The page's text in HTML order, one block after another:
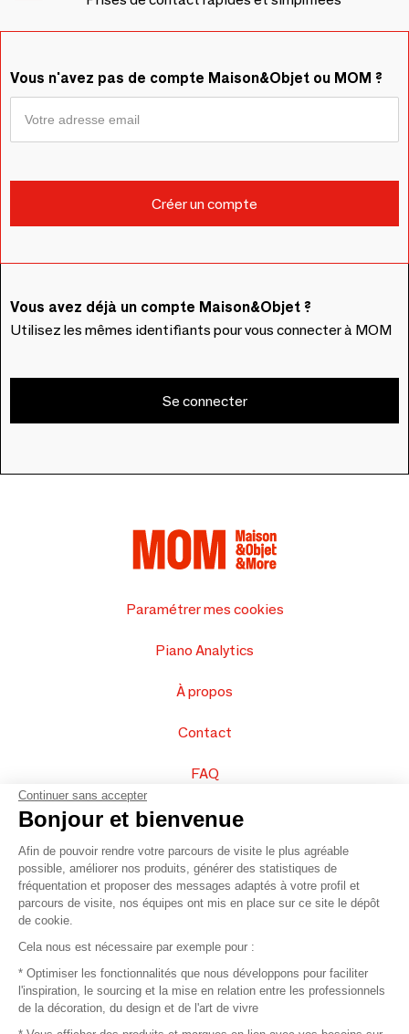
Vous n'avez pas de compte Maison&Objet ou MOM ?
Vous avez déjà un compte Maison&Objet ?
Utilisez les mêmes identifiants pour vous connecter à MOM
Se connecter
Paramétrer mes cookies
Piano Analytics
À propos
Contact
FAQ
Vendez vos produits
Plan du site
© 2016 –Organisation SAFI
Recrutement
Continuer sans accepter
Bonjour et bienvenue
Afin de pouvoir rendre votre parcours de visite le plus agréable
possible, améliorer nos produits, générer des statistiques de
fréquentation et proposer des messages adaptés à votre profil et
parcours de visite, nos équipes ont mis en place sur ce site le dépôt
de cookie.
Cela nous est nécessaire par exemple pour :
* Optimiser les fonctionnalités que nous développons pour faciliter
l'inspiration, le sourcing et la mise en relation entre les professionnels
de la décoration, du design et de l'art de vivre